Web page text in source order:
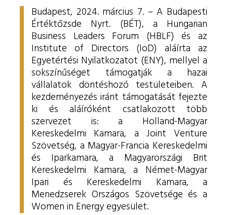
Budapest, 2024. március 7. – A Budapesti
Értéktőzsde Nyrt. (BÉT), a Hungarian
Business Leaders Forum (HBLF) és az
Institute of Directors (IoD) aláírta az
Egyetértési Nyilatkozatot (ENY), mellyel a
sokszínűséget támogatják a hazai
vállalatok döntéshozó testületeiben. A
kezdeményezés iránt támogatását fejezte
ki és aláíróként csatlakozott több
szervezet is: a Holland-Magyar
Kereskedelmi Kamara, a Joint Venture
Szövetség, a Magyar-Francia Kereskedelmi
és Iparkamara, a Magyarországi Brit
Kereskedelmi Kamara, a Német-Magyar
Ipari és Kereskedelmi Kamara, a
Menedzserek Országos Szövetsége és a
Women in Energy egyesület.